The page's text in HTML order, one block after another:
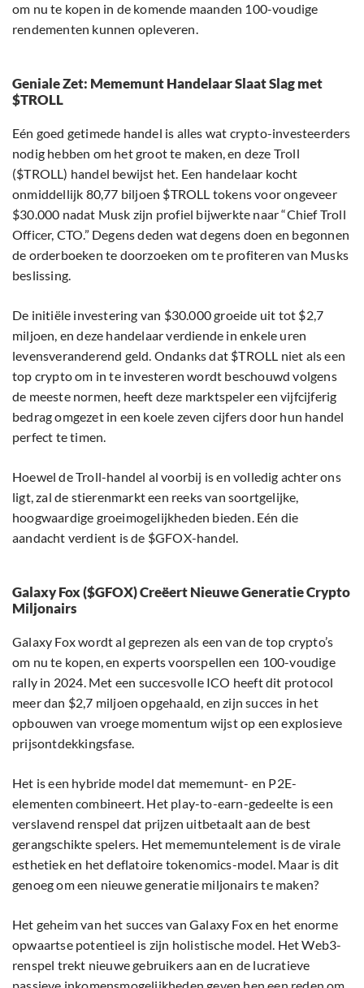
om nu te kopen in de komende maanden 100-voudige
rendementen kunnen opleveren.
Geniale Zet: Mememunt Handelaar Slaat Slag met
$TROLL
Eén goed getimede handel is alles wat crypto-investeerders
nodig hebben om het groot te maken, en deze Troll
($TROLL) handel bewijst het. Een handelaar kocht
onmiddellijk 80,77 biljoen $TROLL tokens voor ongeveer
$30.000 nadat Musk zijn profiel bijwerkte naar “Chief Troll
Officer, CTO.” Degens deden wat degens doen en begonnen
de orderboeken te doorzoeken om te profiteren van Musks
beslissing.
De initiële investering van $30.000 groeide uit tot $2,7
miljoen, en deze handelaar verdiende in enkele uren
levensveranderend geld. Ondanks dat $TROLL niet als een
top crypto om in te investeren wordt beschouwd volgens
de meeste normen, heeft deze marktspeler een vijfcijferig
bedrag omgezet in een koele zeven cijfers door hun handel
perfect te timen.
Hoewel de Troll-handel al voorbij is en volledig achter ons
ligt, zal de stierenmarkt een reeks van soortgelijke,
hoogwaardige groeimogelijkheden bieden. Eén die
aandacht verdient is de $GFOX-handel.
Galaxy Fox ($GFOX) Creëert Nieuwe Generatie Crypto
Miljonairs
Galaxy Fox wordt al geprezen als een van de top crypto’s
om nu te kopen, en experts voorspellen een 100-voudige
rally in 2024. Met een succesvolle ICO heeft dit protocol
meer dan $2,7 miljoen opgehaald, en zijn succes in het
opbouwen van vroege momentum wijst op een explosieve
prijsontdekkingsfase.
Het is een hybride model dat mememunt- en P2E-
elementen combineert. Het play-to-earn-gedeelte is een
verslavend renspel dat prijzen uitbetaalt aan de best
gerangschikte spelers. Het mememuntelement is de virale
esthetiek en het deflatoire tokenomics-model. Maar is dit
genoeg om een nieuwe generatie miljonairs te maken?
Het geheim van het succes van Galaxy Fox en het enorme
opwaartse potentieel is zijn holistische model. Het Web3-
renspel trekt nieuwe gebruikers aan en de lucratieve